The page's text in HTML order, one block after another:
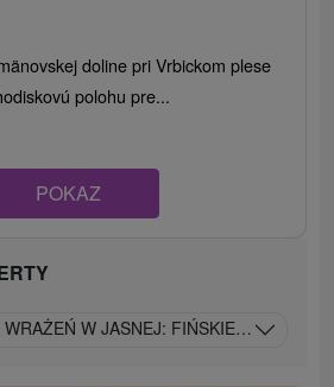
doline pri Vrbickom plese
polohu pre...
POKAZ
W JASNEJ: FIŃSKIE